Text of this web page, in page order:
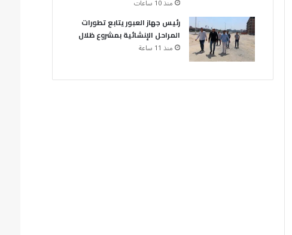
منذ 10 ساعات
رئيس جهاز العبور يتابع تطورات
المراحل الإنشائية بمشروع ظلال
منذ 11 ساعة